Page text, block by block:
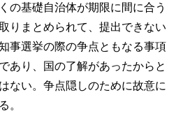
の基礎自治体が期限に間に合う
りまとめられて、提出できない
事選挙の際の争点ともなる事項
あり、国の了解があったからと
ない。争点隠しのために故意に
。